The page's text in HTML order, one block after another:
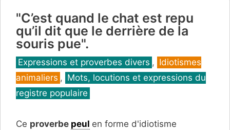
"C’est quand le chat est repu
qu’il dit que le derrière de la
souris pue".
Catégories
Expressions et proverbes divers , Idiotismes
animaliers , Mots, locutions et expressions du
registre populaire
Ce proverbe peul en forme d'idiotisme